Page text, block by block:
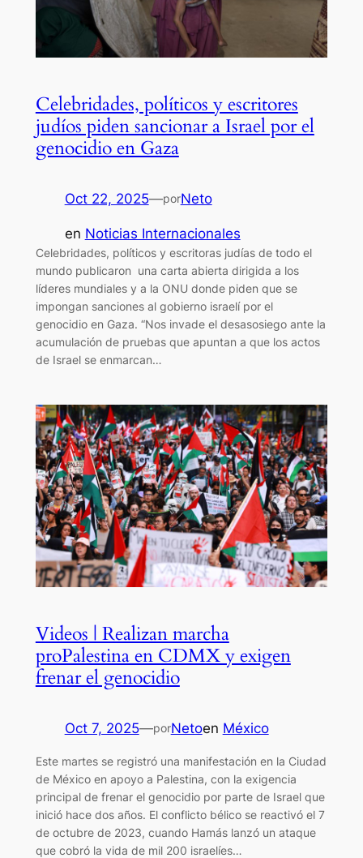
Celebridades, políticos y escritores
judíos piden sancionar a Israel por el
genocidio en Gaza
Oct 22, 2025—porNeto
en Noticias Internacionales
Celebridades, políticos y escritoras judías de todo el
mundo publicaron una carta abierta dirigida a los
líderes mundiales y a la ONU donde piden que se
impongan sanciones al gobierno israelí por el
genocidio en Gaza. “Nos invade el desasosiego ante la
acumulación de pruebas que apuntan a que los actos
de Israel se enmarcan…
Videos | Realizan marcha
proPalestina en CDMX y exigen
frenar el genocidio
Oct 7, 2025—porNetoen México
Este martes se registró una manifestación en la Ciudad
de México en apoyo a Palestina, con la exigencia
principal de frenar el genocidio por parte de Israel que
inició hace dos años. El conflicto bélico se reactivó el 7
de octubre de 2023, cuando Hamás lanzó un ataque
que cobró la vida de mil 200 israelíes…